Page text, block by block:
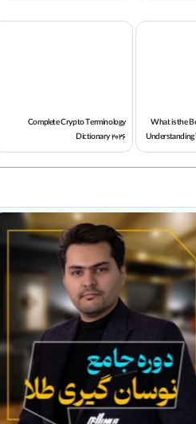
What is the
Complete Crypto Terminology
Dictionary 2026